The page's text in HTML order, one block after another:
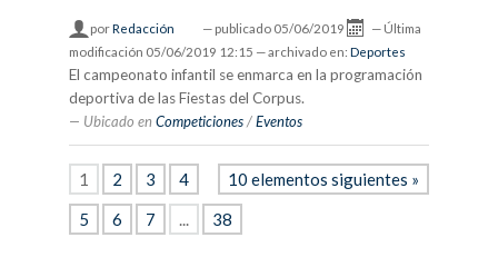
porRedacción — publicado 05/06/2019 — Última
modificación 05/06/2019 12:15 — archivado en: Deportes
El campeonato infantil se enmarca en la programación
deportiva de las Fiestas del Corpus.
Ubicado en Competiciones /Eventos
10 elementos siguientes »
1 2 3
4
5
6 7 ... 38